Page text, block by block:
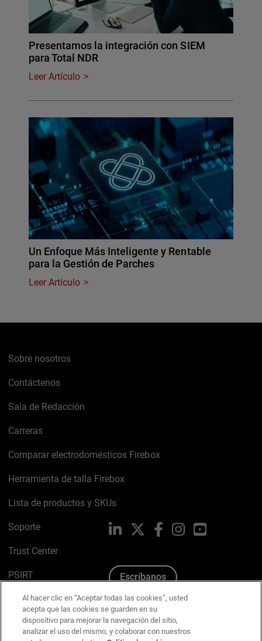
Presentamos la integración con SIEM
para Total NDR
Leer Artículo
Un Enfoque Más Inteligente y Rentable
para la Gestión de Parches
Leer Artículo
Sobre nosotros
Contáctenos
Sala de Redacción
Carreras
Comparar electrodomésticos Firebox
Herramienta de talla Firebox
Lista de productos y SKUs
Soporte
Trust Center
PSIRT
Política de cookies
Política de privacidad
LinkedIn FacebookInstagramYouTube
Escríbanos
Al hacer clic en “Aceptar todas las cookies”, usted
acepta que las cookies se guarden en su
dispositivo para mejorar la navegación del sitio,
analizar el uso del mismo, y colaborar con nuestros